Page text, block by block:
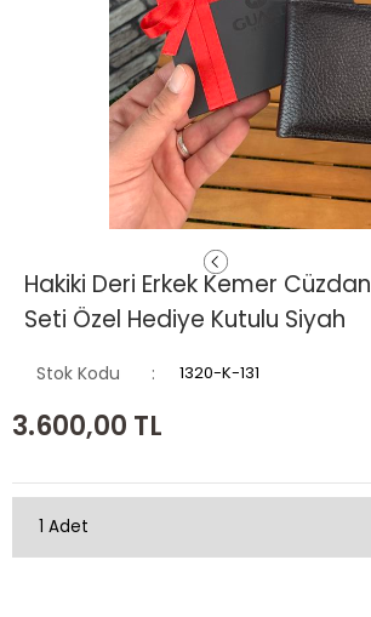
Hakiki Deri Erkek Kemer Cüzdan
Seti Özel Hediye Kutulu Siyah
Stok Kodu 1320-K-131
3.600,00 TL